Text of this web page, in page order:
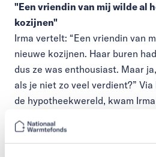
"Een vriendin van mij wilde al
kozijnen"
Irma vertelt: “Een vriendin van
nieuwe kozijnen. Haar buren
dus ze was enthousiast. Maar
als je niet zo veel verdient?”
de hypotheekwereld, kwam
Nationaal Warmtefonds. “Hij
ze in aanmerking komt voor
dacht: dat ken ik helemaal